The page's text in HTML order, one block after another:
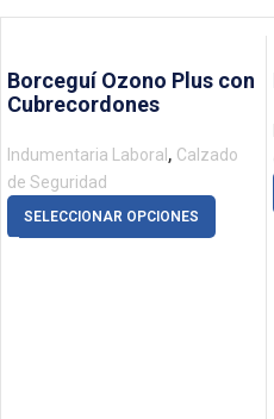
Borceguí Ozono Plus con
Cubrecordones
Indumentaria Laboral , Calzado
de Seguridad
SELECCIONAR OPCIONES